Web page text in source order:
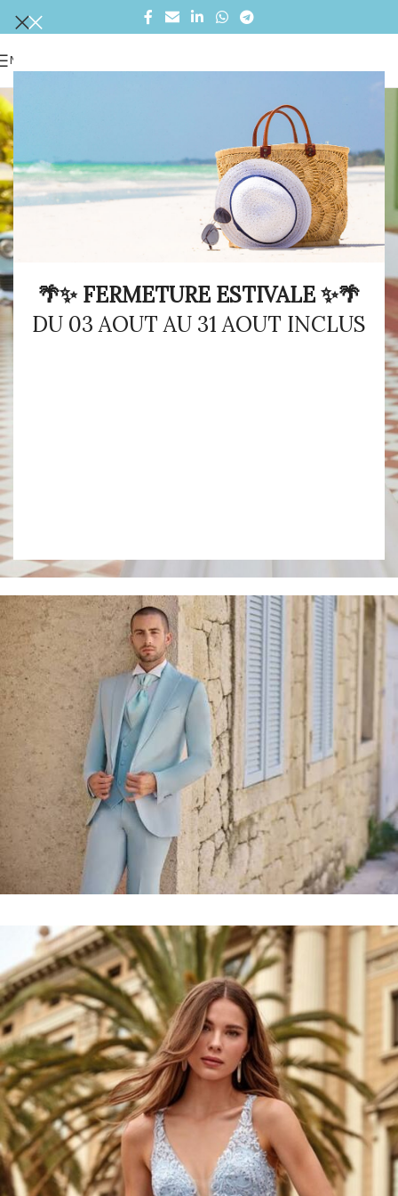
🌴✨ FERMETURE ESTIVALE ✨🌴
DU 03 AOUT AU 31 AOUT INCLUS
MENU
Collection 2027
VOIR LE LOOKBOOK
Collection
costumes
VOIR LE LOOKBOOK